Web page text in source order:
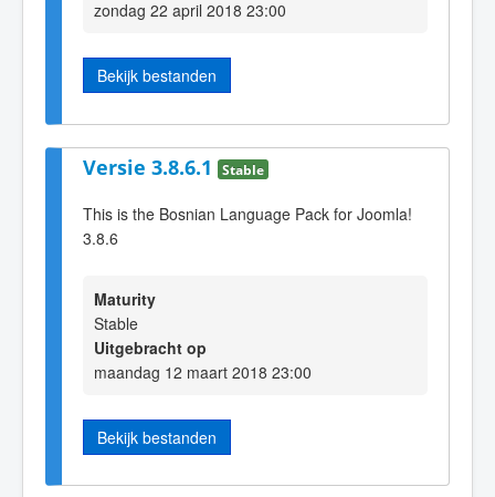
zondag 22 april 2018 23:00
Bekijk bestanden
Versie 3.8.6.1 Stable
This is the Bosnian Language Pack for Joomla!
3.8.6
Maturity
Stable
Uitgebracht op
maandag 12 maart 2018 23:00
Bekijk bestanden